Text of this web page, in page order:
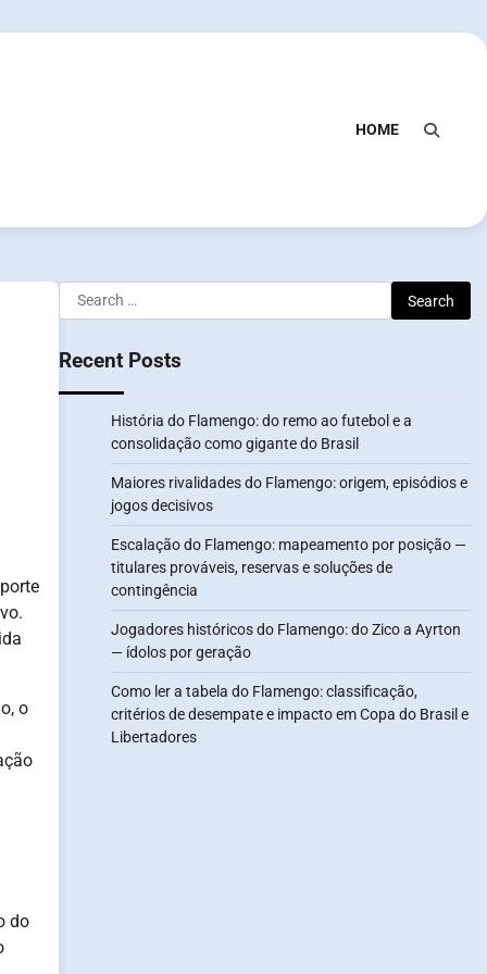
HOME
o
do
Search
for:
Recent Posts
História do Flamengo: do remo ao futebol e a
consolidação como gigante do Brasil
Maiores rivalidades do Flamengo: origem, episódios e
jogos decisivos
Escalação do Flamengo: mapeamento por posição —
titulares prováveis, reservas e soluções de
contingência
Jogadores históricos do Flamengo: do Zico a Ayrton
— ídolos por geração
Como ler a tabela do Flamengo: classificação,
critérios de desempate e impacto em Copa do Brasil e
Libertadores